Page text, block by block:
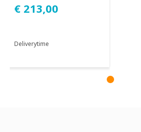
elastiek bij de elleboog...
€ 213,00
Deliverytime